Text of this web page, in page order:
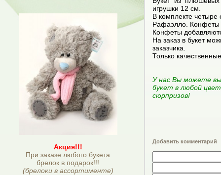
Акция!!!
При заказе любого букета
брелок в подарок!!!
(брелоки в ассортименте)
игрушки 12 см.
В комплекте
Рафаэлло. Конфеты
Конфеты
На заказ в букет
заказчика.
Только
У нас Вы можете
букет в любой
сюрпризов!
Добавить комментарий